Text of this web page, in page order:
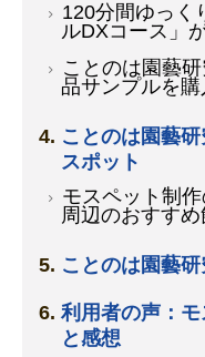
120分間ゆっく
ルDXコース」
ことのは園藝
品サンプルを
ことのは園藝
スポット
モスペット制
周辺のおすす
ことのは園藝
利用者の声：
と感想